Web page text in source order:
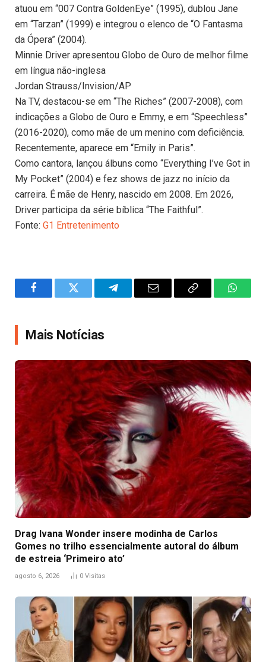
atuou em “007 Contra GoldenEye” (1995), dublou Jane
em “Tarzan” (1999) e integrou o elenco de “O Fantasma
da Ópera” (2004).
Minnie Driver apresentou Globo de Ouro de melhor filme
em língua não-inglesa
Jordan Strauss/Invision/AP
Na TV, destacou-se em “The Riches” (2007-2008), com
indicações a Globo de Ouro e Emmy, e em “Speechless”
(2016-2020), como mãe de um menino com deficiência.
Recentemente, aparece em “Emily in Paris”.
Como cantora, lançou álbuns como “Everything I’ve Got in
My Pocket” (2004) e fez shows de jazz no início da
carreira. É mãe de Henry, nascido em 2008. Em 2026,
Driver participa da série bíblica “The Faithful”.
Fonte: G1 Entretenimento
FacebookTwitter TelegramEmail
Copy
Mais Notícias
Drag Ivana Wonder insere modinha de Carlos
Gomes no trilho essencialmente autoral do álbum
de estreia ‘Primeiro ato’
agosto 6, 2026 0 Visitas